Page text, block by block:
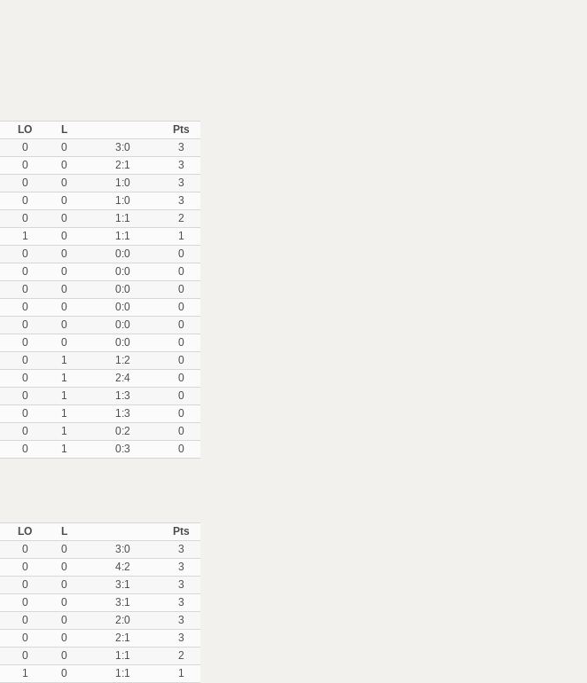
LO L
Pts
0 0 3:0
3
0 0 2:1
3
0 0 1:0
3
0 0 1:0
3
0 0 1:1
2
1 0 1:1
1
0 0 0:0
0
0 0 0:0
0
0 0 0:0
0
0 0 0:0
0
0 0 0:0
0
0 0 0:0
0
0 1 1:2
0
0 1 2:4
0
0 1 1:3
0
0 1 1:3
0
0 1 0:2
0
0 1 0:3 0
LO L
Pts
0 0 3:0
3
0 0 4:2
3
0 0 3:1
3
0 0 3:1
3
0 0 2:0
3
0 0 2:1
3
0 0 1:1
2
1 0 1:1
1